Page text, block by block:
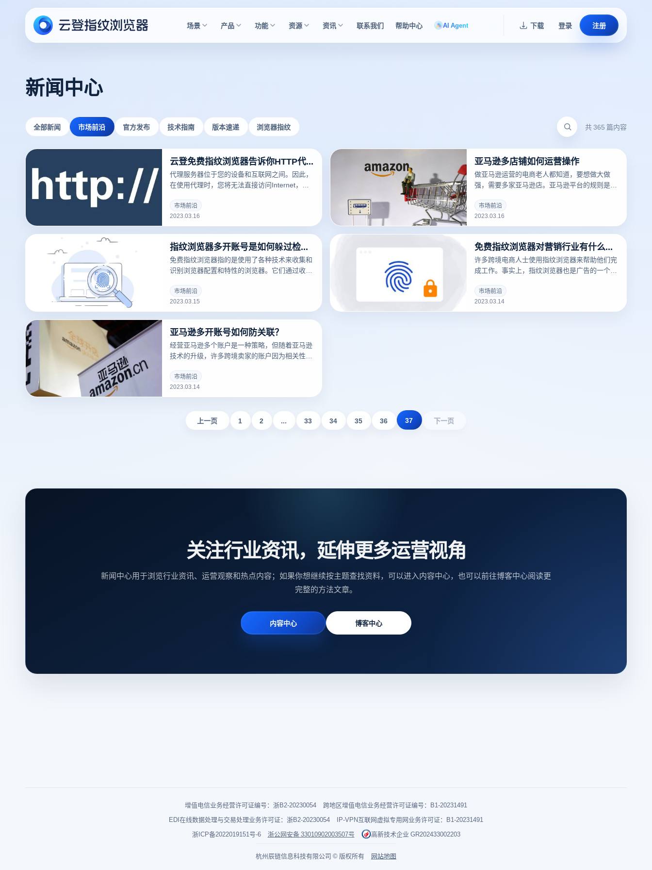
场景 产品 功能 资源 资讯 联系我们 帮助中心 AI Agent 下载 登录 注册
新闻中心
全部新闻 市场前沿 官方发布 技术指南 版本速递 浏览器指纹 共 365 篇内容
云登免费指纹浏览器告诉你HTTP代理都有什么常见的用途
代理服务器位于您的设备和互联网之间。因此，
在使用代理时，您将无法直接访问Internet，但
到Web服务器。
市场前沿
2023.03.16
亚马逊多店铺如何运营操作
做亚马逊运营的电商老人都知道，要想做大做
强，需要多家亚马逊店。亚马逊平台的规则是一
卖家，防止卖家重复销售同样的产品。因为亚马
逊是一个强调产品的平台，而不是商店，也就是
“重商品而不是商店”的概念。然而，也有多个账
路。当然，这种方式也是我们企业利益的最大
化。
市场前沿
2023.03.16
指纹浏览器多开账号是如何躲过检测的？
免费指纹浏览器指的是使用了各种技术来收集和
识别浏览器配置和特性的浏览器。它们通过收集
息来创建一个唯一的浏览器指纹，这可以用于追
踪用户的在线行为。
市场前沿
2023.03.15
免费指纹浏览器对营销行业有什么作用？
许多跨境电商人士使用指纹浏览器来帮助他们完
成工作。事实上，指纹浏览器也是广告的一个非
问题。
市场前沿
2023.03.14
亚马逊多开账号如何防关联？
经营亚马逊多个账户是一种策略，但随着亚马逊
技术的升级，许多跨境卖家的账户因为相关性而
如何防止相关性呢？有什么好的防关联方法？
市场前沿
2023.03.14
上一页 1 2 ... 33 34 35 36 37 下一页
关注行业资讯，延伸更多运营视角
新闻中心用于浏览行业资讯、运营观察和热点内容；如果你想继续按主题查找资料，可以进入内容中心，也可以前往博客中心阅读更
完整的方法文章。
内容中心 博客中心
增值电信业务经营许可证编号：浙B2-20230054
跨地区增值电信业务经营许可证编号：B1-20231491
EDI在线数据处理与交易处理业务许可证：浙B2-20230054
IP-VPN互联网虚拟专用网业务许可证：B1-20231491
浙ICP备2022019151号-6
浙公网安备 33010902003507号 高新技术企业 GR202433002203
杭州辰链信息科技有限公司 © 版权所有 网站地图